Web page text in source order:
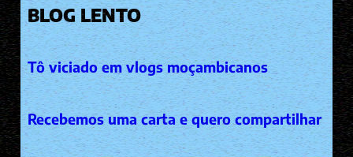
BLOG LENTO
Tô viciado em vlogs moçambicanos
Recebemos uma carta e quero compartilhar